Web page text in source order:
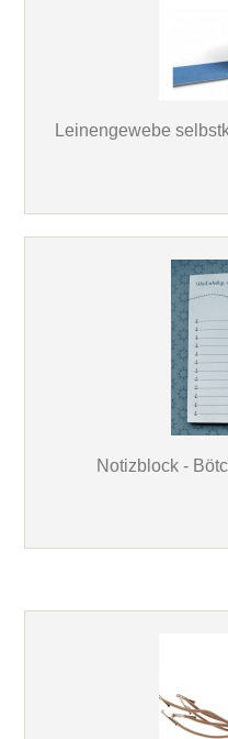
Leinengewebe
Notizblock -